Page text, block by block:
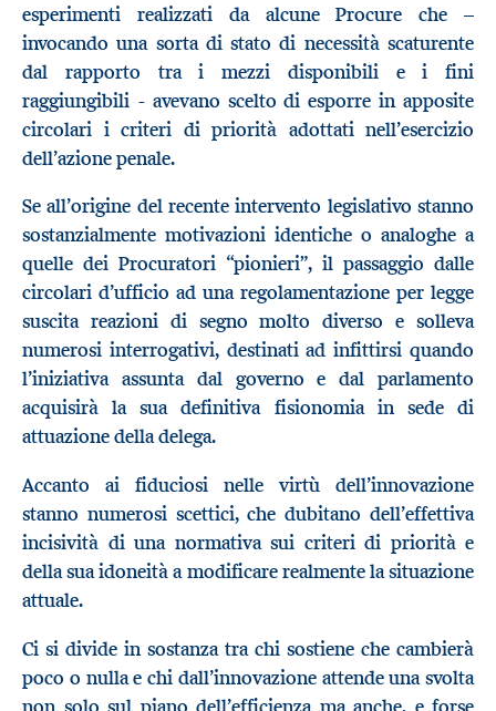
esperimenti realizzati da alcune Procure che –
invocando una sorta di stato di necessità scaturente
dal rapporto tra i mezzi disponibili e i fini
raggiungibili - avevano scelto di esporre in apposite
circolari i criteri di priorità adottati nell’esercizio
dell’azione penale.
Se all’origine del recente intervento legislativo stanno
sostanzialmente motivazioni identiche o analoghe a
quelle dei Procuratori “pionieri”, il passaggio dalle
circolari d’ufficio ad una regolamentazione per legge
suscita reazioni di segno molto diverso e solleva
numerosi interrogativi, destinati ad infittirsi quando
l’iniziativa assunta dal governo e dal parlamento
acquisirà la sua definitiva fisionomia in sede di
attuazione della delega.
Accanto ai fiduciosi nelle virtù dell’innovazione
stanno numerosi scettici, che dubitano dell’effettiva
incisività di una normativa sui criteri di priorità e
della sua idoneità a modificare realmente la situazione
attuale.
Ci si divide in sostanza tra chi sostiene che cambierà
poco o nulla e chi dall’innovazione attende una svolta
non solo sul piano dell’efficienza ma anche, e forse